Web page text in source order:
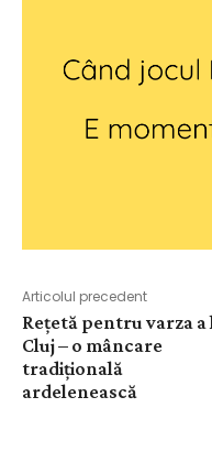
Articolul precedent
Rețetă pentru varza a
Cluj – o mâncare
tradițională
ardelenească